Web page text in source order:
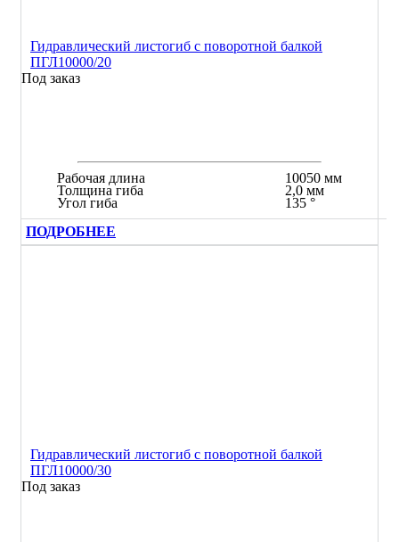
Гидравлический листогиб с поворотной балкой
ПГЛ10000/20
Под заказ
Рабочая длина
Толщина гиба
Угол гиба
10050 мм
2,0 мм
135 °
ПОДРОБНЕЕ
Гидравлический листогиб с поворотной балкой
ПГЛ10000/30
Под заказ